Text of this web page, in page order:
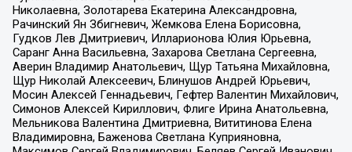
Николаевна, Золотарева Екатерина Александровна,
Рачинский Ян Збигневич, Жемкова Елена Борисовна,
Гудков Лев Дмитриевич, Илларионова Юлия Юрьевна,
Саранг Анна Васильевна, Захарова Светлана Сергеевна,
Аверин Владимир Анатольевич, Щур Татьяна Михайловна,
Щур Николай Алексеевич, Блинушов Андрей Юрьевич,
Мосин Алексей Геннадьевич, Гефтер Валентин Михайлович,
Симонов Алексей Кириллович, Флиге Ирина Анатольевна,
Мельникова Валентина Дмитриевна, Вититинова Елена
Владимировна, Баженова Светлана Куприяновна,